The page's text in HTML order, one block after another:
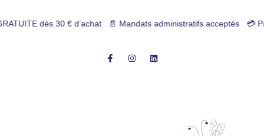
dès 30 € d’achat 📄 Mandats administratifs acceptés 💳